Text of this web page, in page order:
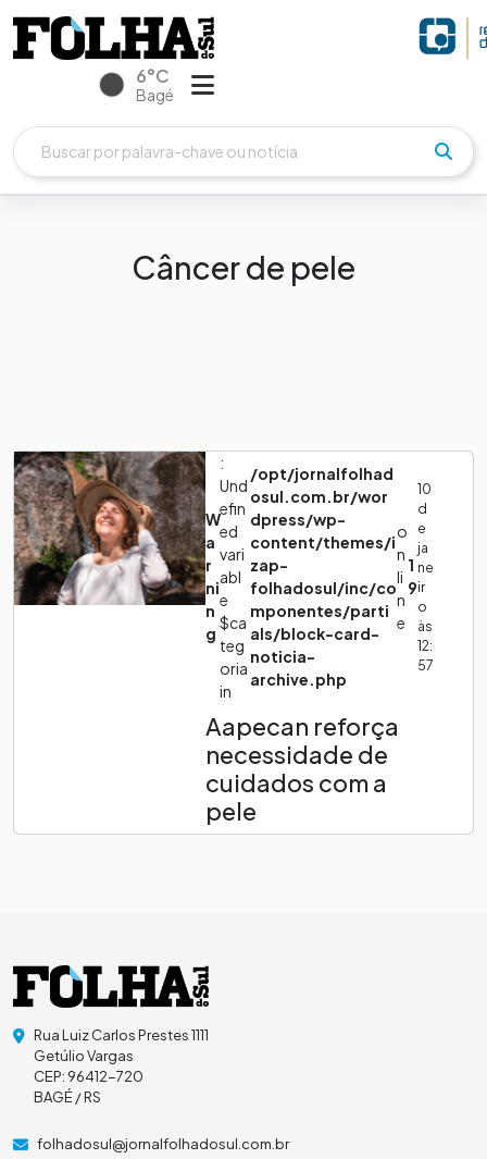
6°C
Bagé
Câncer de pele
W
a
r
ni
n
g
:
Und
efin
ed
vari
abl
e
$ca
teg
oria
in
/opt/jornalfolhad
osul.com.br/wor
dpress/wp-
content/themes/i
zap-
folhadosul/inc/co
mponentes/parti
als/block-card-
noticia-
archive.php
o
n
li
n
e
1
9
10
d
e
ja
ne
ir
o
às
12:
57
Aapecan reforça
necessidade de
cuidados com a
pele
Rua Luiz Carlos Prestes 1111
Getúlio Vargas
CEP: 96412-720
BAGÉ / RS
folhadosul@jornalfolhadosul.com.br